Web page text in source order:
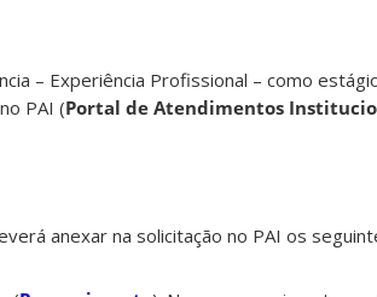
– Experiência Profissional – como
PAI (Portal de Atendimentos
anexar na solicitação no PAI os